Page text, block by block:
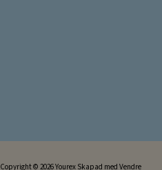
Copyright © 2026 Yourex Skapad med Vendre